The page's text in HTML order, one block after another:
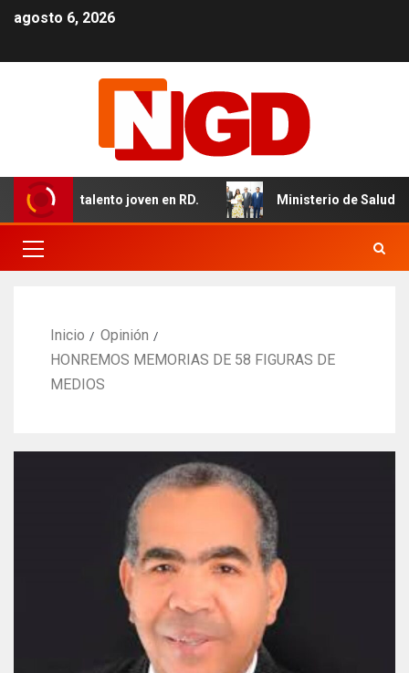
agosto 6, 2026
talento joven en RD. Ministerio de Salud fortalece
Inicio
Opinión
HONREMOS MEMORIAS DE 58 FIGURAS DE
MEDIOS